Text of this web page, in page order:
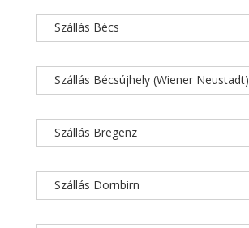
Szállás Bécs
Szállás Bécsújhely (Wiener Neustadt)
Szállás Bregenz
Szállás Dornbirn